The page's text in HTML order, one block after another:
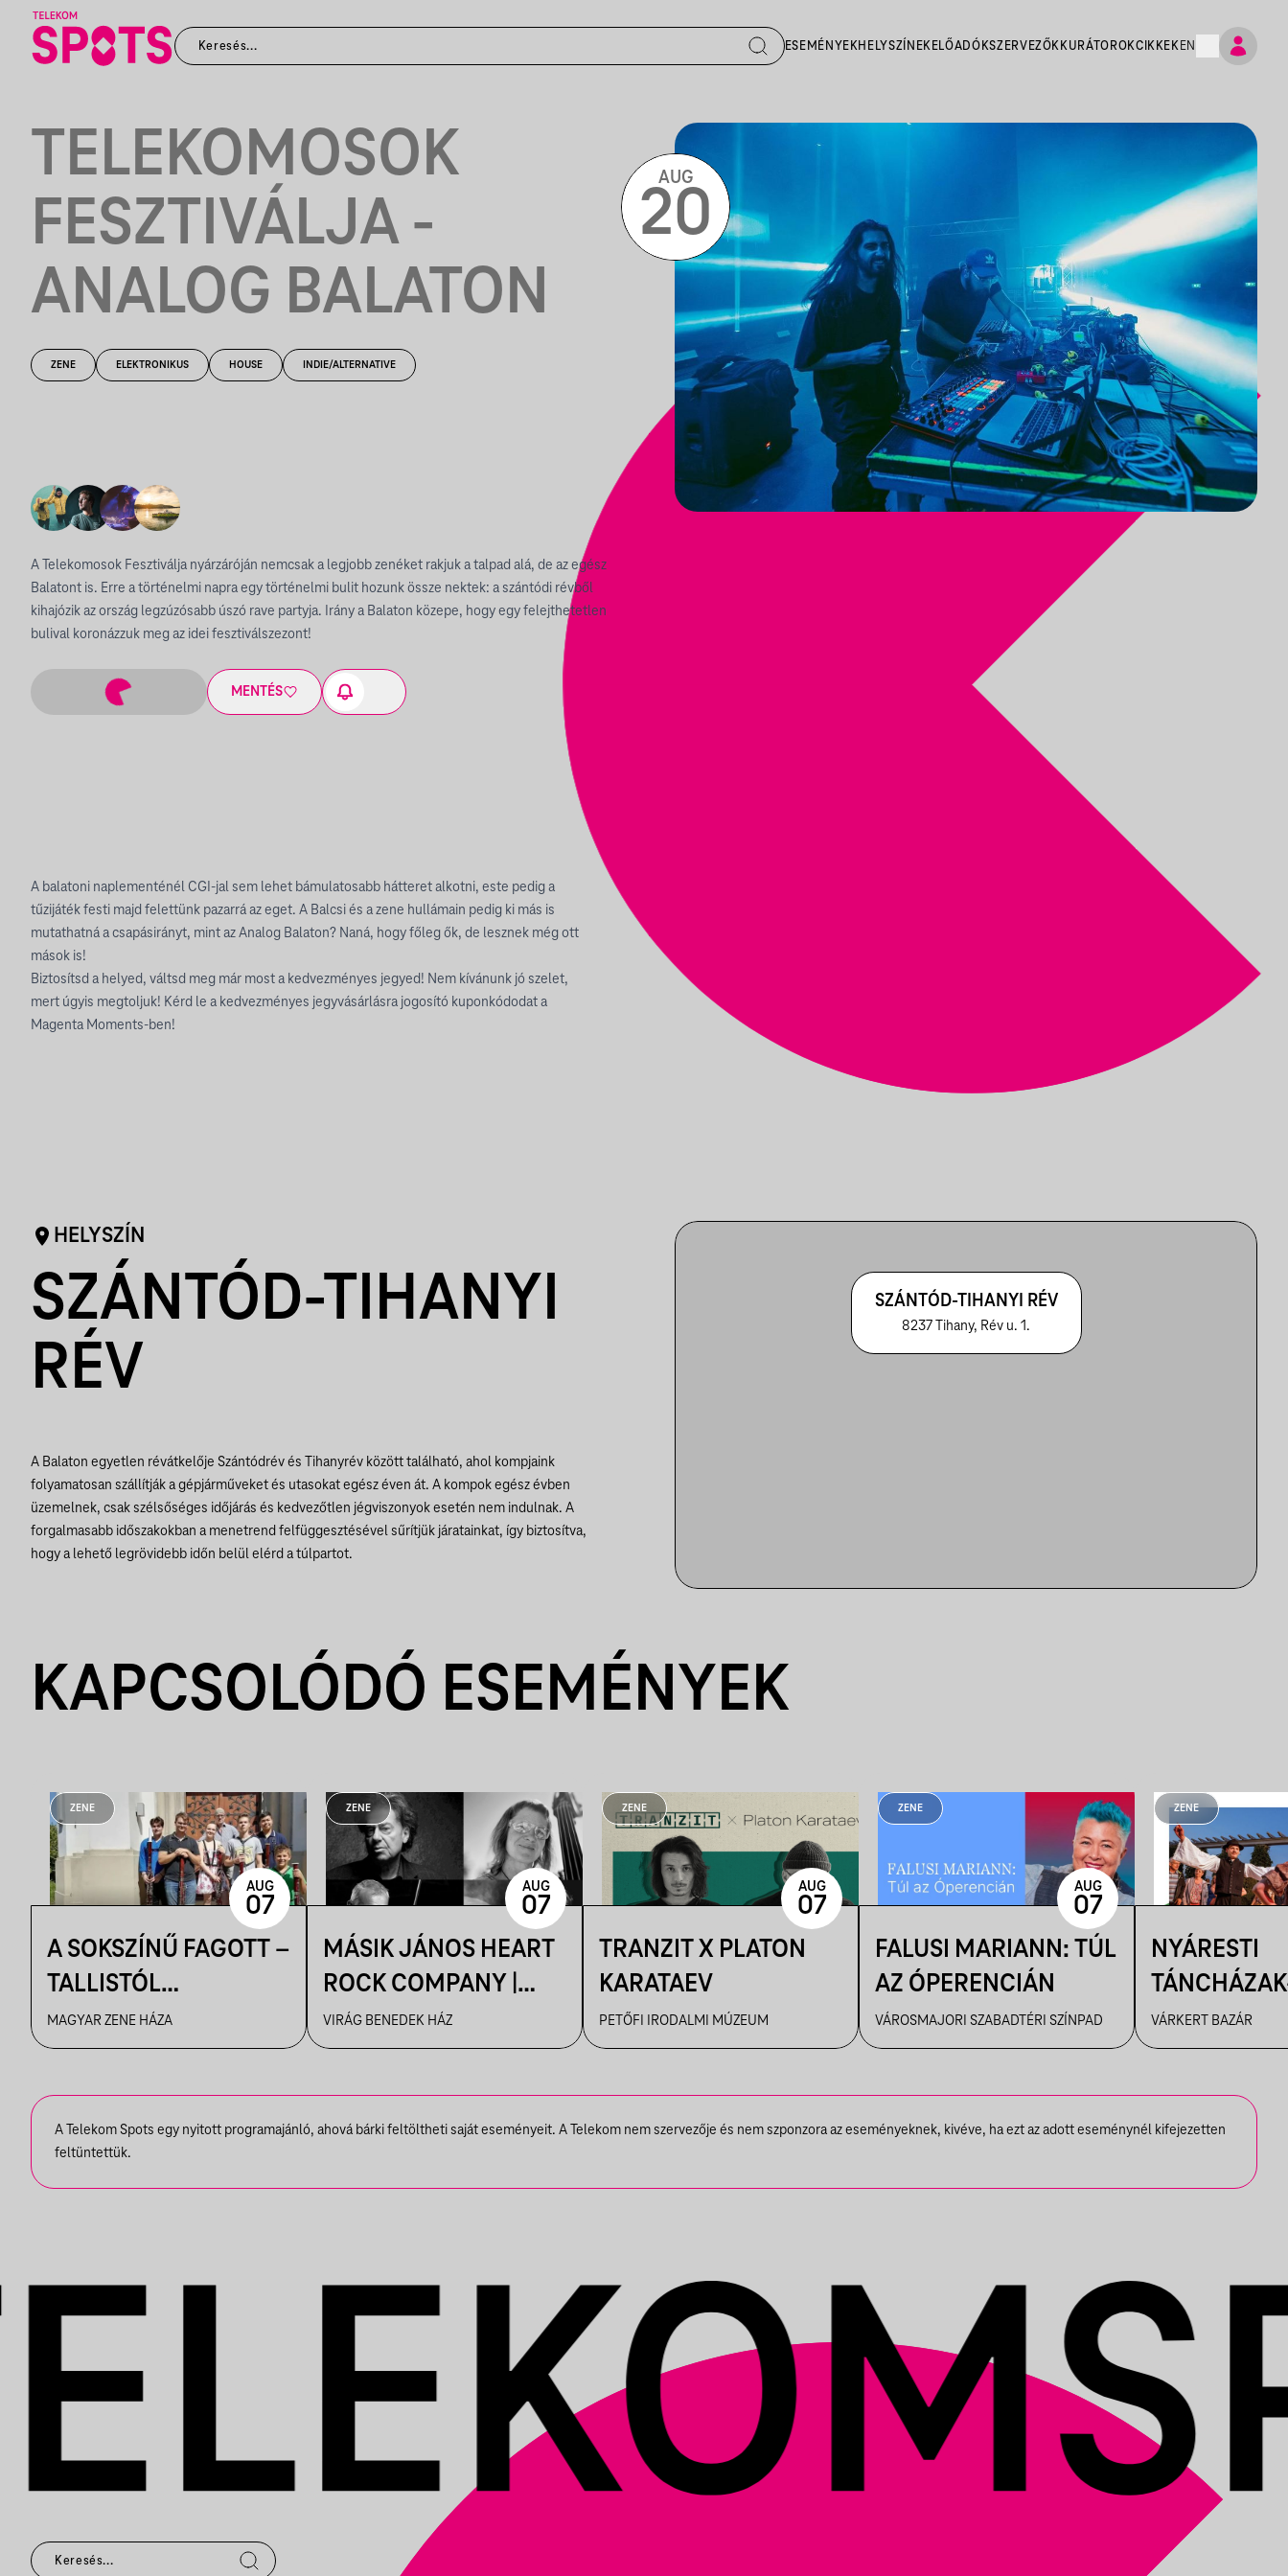
ESEMÉNYEKHELYSZÍNEK ELŐADÓKSZERVEZŐK KURÁTOROKCIKKEK EN
TELEKOMOSOK
FESZTIVÁLJA -
ANALOG BALATON
ZENE ELEKTRONIKUS HOUSE INDIE/ALTERNATIVE
A Telekomosok Fesztiválja nyárzáróján nemcsak a legjobb zenéket rakjuk a talpad alá, de az egész
Balatont is. Erre a történelmi napra egy történelmi bulit hozunk össze nektek: a szántódi révből
kihajózik az ország legzúzósabb úszó rave partyja. Irány a Balaton közepe, hogy egy felejthetetlen
bulival koronázzuk meg az idei fesztiválszezont!
MENTÉS
AUG
20
A balatoni naplementénél CGI-jal sem lehet bámulatosabb hátteret alkotni, este pedig a
tűzijáték festi majd felettünk pazarrá az eget. A Balcsi és a zene hullámain pedig ki más is
mutathatná a csapásirányt, mint az Analog Balaton? Naná, hogy főleg ők, de lesznek még ott
mások is!
Biztosítsd a helyed, váltsd meg már most a kedvezményes jegyed! Nem kívánunk jó szelet,
mert úgyis megtoljuk! Kérd le a kedvezményes jegyvásárlásra jogosító kuponkódodat a
Magenta Moments-ben!
HELYSZÍN
SZÁNTÓD-TIHANYI
RÉV
A Balaton egyetlen révátkelője Szántódrév és Tihanyrév között található, ahol kompjaink
folyamatosan szállítják a gépjárműveket és utasokat egész éven át. A kompok egész évben
üzemelnek, csak szélsőséges időjárás és kedvezőtlen jégviszonyok esetén nem indulnak. A
forgalmasabb időszakokban a menetrend felfüggesztésével sűrítjük járatainkat, így biztosítva,
hogy a lehető legrövidebb időn belül elérd a túlpartot.
SZÁNTÓD-TIHANYI RÉV
8237 Tihany, Rév u. 1.
KAPCSOLÓDÓ ESEMÉNYEK
ZENE
A SOKSZÍNŰ FAGOTT –
TALLISTÓL
PIAZZOLLÁIG
MAGYAR ZENE HÁZA
AUG
07
ZENE
MÁSIK JÁNOS HEART
ROCK COMPANY |
VBH NYÁR
VIRÁG BENEDEK HÁZ
AUG
07
ZENE
TRANZIT X PLATON
KARATAEV
PETŐFI IRODALMI MÚZEUM
AUG
07
ZENE
FALUSI MARIANN: TÚL
AZ ÓPERENCIÁN
VÁROSMAJORI SZABADTÉRI SZÍNPAD
AUG
07
ZENE
NYÁRESTI
FANFARA
VÁRKERT BAZÁR
A Telekom Spots egy nyitott programajánló, ahová bárki feltöltheti saját eseményeit. A Telekom nem szervezője és nem szponzora az eseményeknek, kivéve, ha ezt az adott eseménynél kifejezetten
feltüntettük.